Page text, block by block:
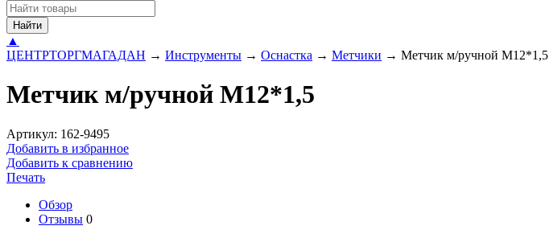
Найти
▲
ЦЕНТРТОРГМАГАДАН → Инструменты → Оснастка → Метчики → Метчик м/ручной М12*1,5
Метчик м/ручной М12*1,5
Артикул: 162-9495
Добавить в избранное
Добавить к сравнению
Печать
Обзор
Отзывы 0